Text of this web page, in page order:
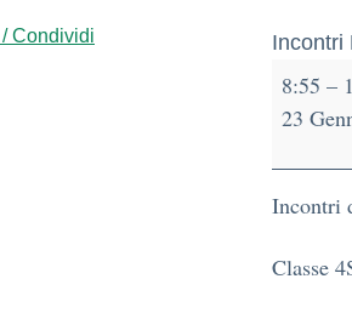
Condividi Incontri
8:55 –
23
Incontri
Classe